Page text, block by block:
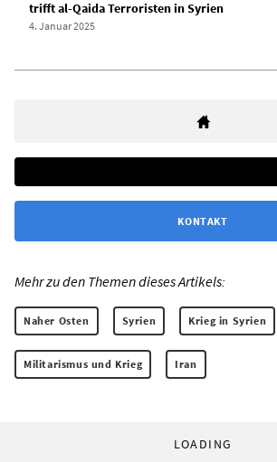
trifft al-Qaida Terroristen in Syrien
4. Januar 2025
KONTAKT
Mehr zu den Themen dieses Artikels:
Naher Osten Syrien Krieg in Syrien
Militarismus und Krieg Iran
LOADING